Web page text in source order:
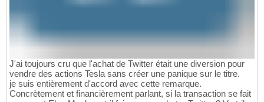
J'ai toujours cru que l'achat de Twitter était une diversion pour
vendre des actions Tesla sans créer une panique sur le titre.
je suis entièrement d'accord avec cette remarque.
Concrètement et financièrement parlant, si la transaction se fait